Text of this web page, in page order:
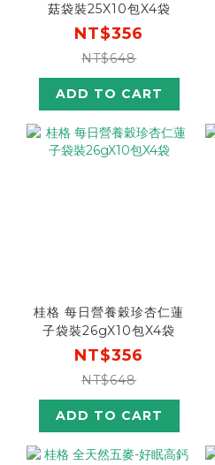
菇袋裝25X10包X4袋
NT$356
NT$648
ADD TO CART
桂格 每日營養穀珍杏仁蓮
子袋裝26gX10包X4袋
NT$356
NT$648
ADD TO CART